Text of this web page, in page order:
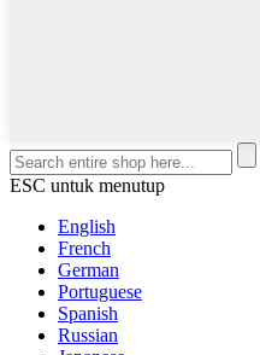
ESC untuk menutup
English
French
German
Portuguese
Spanish
Russian